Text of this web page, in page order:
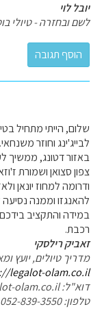
יובל לוי
לשם ובחזרה - טיולי
שלום, הייתי מתחיל
לבייג'ינג וחוזר
באזור דטונג, ממשיך
צפון סצואן ושמורת
ודרומה למחוז יונאן
להאנגזו וממנה
במידה והתקציב
רכבת.
זאביק רילסקי
מדריך טיולים, יועץ
legalot-olam.co.il
דוא"ל: zevik@legalot-olam.co.il
טלפון: 052-839-3550